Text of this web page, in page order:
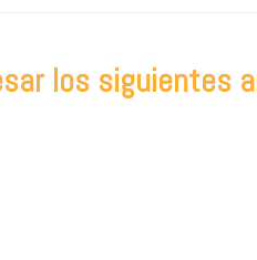
los siguientes